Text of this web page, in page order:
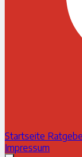
Startseite
Impressum